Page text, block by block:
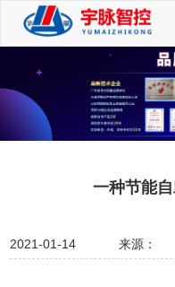
一种节能
2021-01-14 来源：